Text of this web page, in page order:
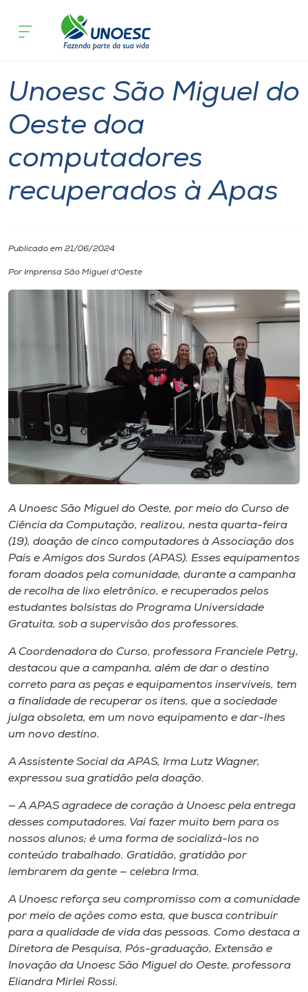
Cursos
Pesquisa
Atendimento ao Estudante
Portal de Ensino
Internacionalização
Diplomados
Cultura
CPA
Biblioteca
Editora
Museu
Unoesc
Store
o idioma
A+
Unoesc
Unoesc São Miguel do
Oeste doa
computadores
recuperados à Apas
Publicado em 21/06/2024
Por Imprensa São Miguel d'Oeste
A Unoesc São Miguel do Oeste, por meio do Curso de
Ciência da Computação, realizou, nesta quarta-feira
(19), doação de cinco computadores à Associação dos
Pais e Amigos dos Surdos (APAS). Esses equipamentos
foram doados pela comunidade, durante a campanha
de recolha de lixo eletrônico, e recuperados pelos
estudantes bolsistas do Programa Universidade
Gratuita, sob a supervisão dos professores.
A Coordenadora do Curso, professora Franciele Petry,
destacou que a campanha, além de dar o destino
correto para as peças e equipamentos inservíveis, tem
a finalidade de recuperar os itens, que a sociedade
julga obsoleta, em um novo equipamento e dar-lhes
um novo destino.
A Assistente Social da APAS, Irma Lutz Wagner,
expressou sua gratidão pela doação.
— A APAS agradece de coração à Unoesc pela entrega
desses computadores. Vai fazer muito bem para os
nossos alunos; é uma forma de socializá-los no
conteúdo trabalhado. Gratidão, gratidão por
lembrarem da gente — celebra Irma.
A Unoesc reforça seu compromisso com a comunidade
por meio de ações como esta, que busca contribuir
para a qualidade de vida das pessoas. Como destaca a
Diretora de Pesquisa, Pós-graduação, Extensão e
Inovação da Unoesc São Miguel do Oeste, professora
Eliandra Mirlei Rossi.